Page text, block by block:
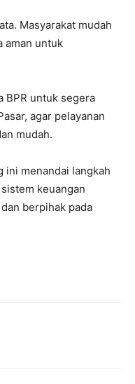
Masyarakat mudah
aman untuk
BPR untuk segera
agar pelayanan
mudah.
ini menandai langkah
keuangan
berpihak pada